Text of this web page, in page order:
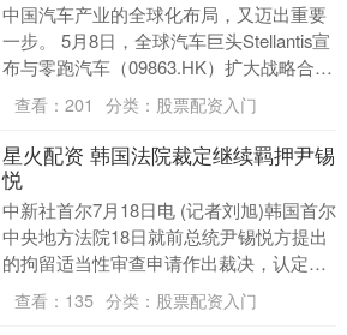
中国汽车产业的全球化布局，又迈出重要
一步。 5月8日，全球汽车巨头Stellantis宣
布与零跑汽车（09863.HK）扩大战略合
作，零跑的技术架构将首次应用于....
查看： 201 分类： 股票配资入门
星火配资 韩国法院裁定继续羁押尹锡
悦
中新社首尔7月18日电 (记者刘旭)韩国首尔
中央地方法院18日就前总统尹锡悦方提出
的拘留适当性审查申请作出裁决，认定拘
留措施适当，尹锡悦将继续在被羁押状态
下接受....
查看： 135 分类： 股票配资入门